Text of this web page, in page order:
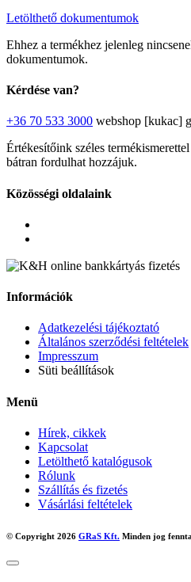
Letölthető dokumentumok
Ehhez a termékhez jelenleg
dokumentumok.
Kérdése van?
+36 70 533 3000 webshop [kukac]
Értékesítőink széles
bátran fordulhat hozzájuk.
Közösségi oldalaink
Információk
Adatkezelési tájékoztató
Általános szerződési feltételek
Impresszum
Süti beállítások
Menü
Hírek, cikkek
Kapcsolat
Letölthető katalógusok
Rólunk
Szállítás és fizetés
Vásárlási feltételek
© Copyright 2026 GRaS Kft. Minden jog